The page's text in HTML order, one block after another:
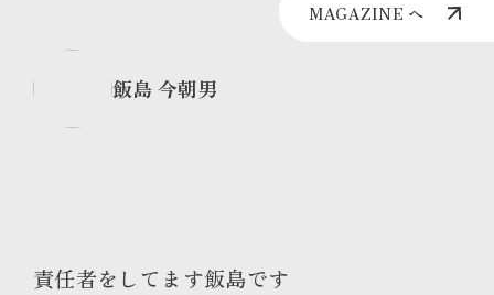
MAGAZINE へ
飯島 今朝男
責任者をしてます飯島です